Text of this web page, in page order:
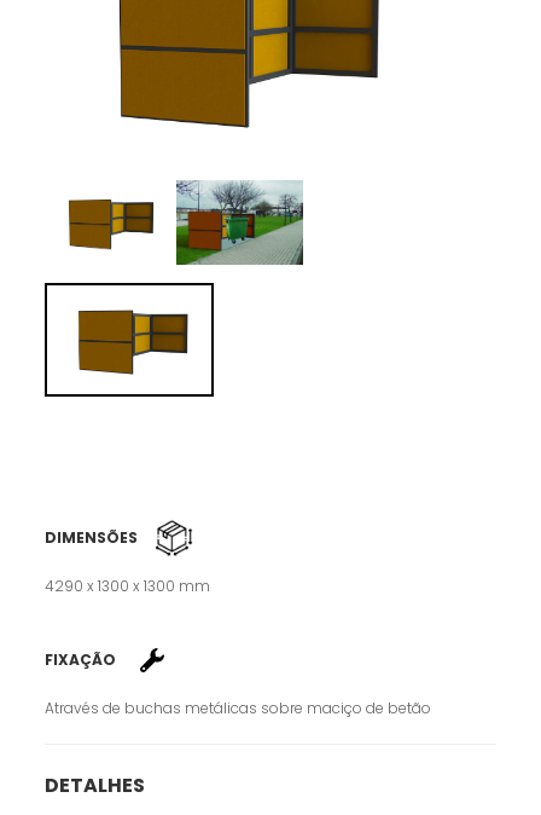
DIMENSÕES
4290 x 1300 x 1300 mm
FIXAÇÃO
Através de buchas metálicas sobre maciço de betão
DETALHES